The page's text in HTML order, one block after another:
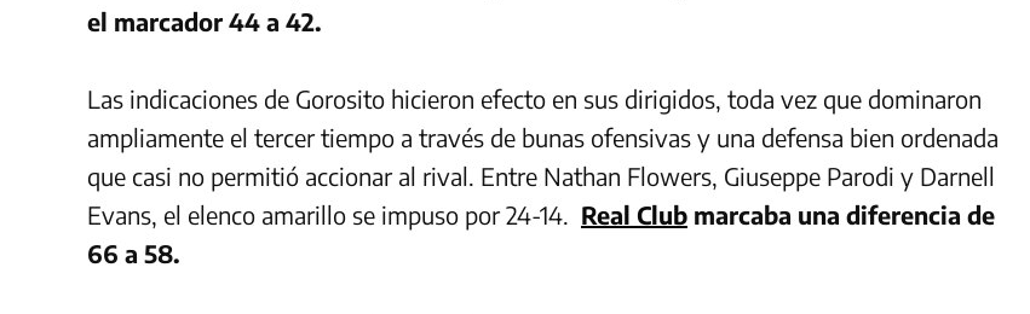
el marcador 44 a 42.
Las indicaciones de Gorosito hicieron efecto en sus dirigidos, toda vez que dominaron
ampliamente el tercer tiempo a través de bunas ofensivas y una defensa bien ordenada
que casi no permitió accionar al rival. Entre Nathan Flowers, Giuseppe Parodi y Darnell
Evans, el elenco amarillo se impuso por 24-14. Real Club marcaba una diferencia de
66 a 58.